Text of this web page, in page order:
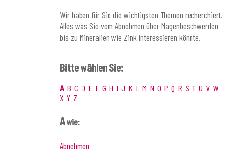
Wir haben für Sie die wichtigsten Themen recherchiert.
Alles was Sie vom Abnehmen über Magenbeschwerden
bis zu Mineralien wie Zink interessieren könnte.
Bitte wählen Sie:
A B C D E F G H I J K L M N O P Q R S T U V W
X Y Z
Awie:
Abnehmen